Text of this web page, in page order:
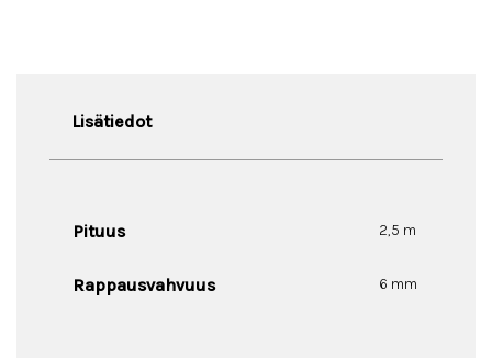
Lisätiedot
Pituus 2,5 m
Rappausvahvuus 6 mm